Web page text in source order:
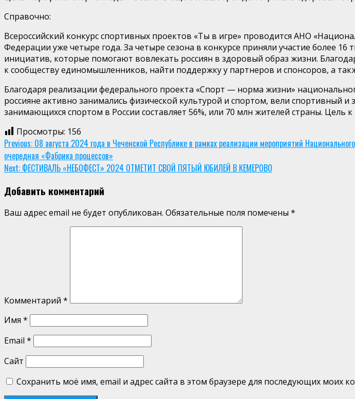
Справочно:
Всероссийский конкурс спортивных проектов «Ты в игре» проводится АНО
Федерации уже четыре года. За четыре сезона в конкурсе приняли участие более
инициатив, которые помогают вовлекать россиян в здоровый образ жизни.
к сообществу единомышленников, найти поддержку у партнеров и спонсоров, а
Благодаря реализации федерального проекта «Спорт — норма жизни»
россияне активно занимались физической культурой и спортом, вели спортивный
занимающихся спортом в России составляет 56%, или 70 млн жителей страны. Цель
Просмотры: 156
Continue
Reading
Previous: 08 августа 2024 года в Чеченской Республике в рамках реализации мероприятий
очередная «Фабрика процессов»
Next: ФЕСТИВАЛЬ «НЕБОФЕСТ» 2024 ОТМЕТИТ СВОЙ ПЯТЫЙ ЮБИЛЕЙ В КЕМЕРОВО
Добавить комментарий
Ваш адрес email не будет опубликован. Обязательные поля помечены *
Комментарий *
Имя *
Email *
Сайт
Сохранить моё имя, email и адрес сайта в этом браузере для последующих моих